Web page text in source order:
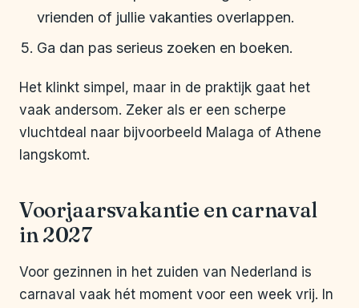
vrienden of jullie vakanties overlappen.
Ga dan pas serieus zoeken en boeken.
Het klinkt simpel, maar in de praktijk gaat het
vaak andersom. Zeker als er een scherpe
vluchtdeal naar bijvoorbeeld Malaga of Athene
langskomt.
Voorjaarsvakantie en carnaval
in 2027
Voor gezinnen in het zuiden van Nederland is
carnaval vaak hét moment voor een week vrij. In